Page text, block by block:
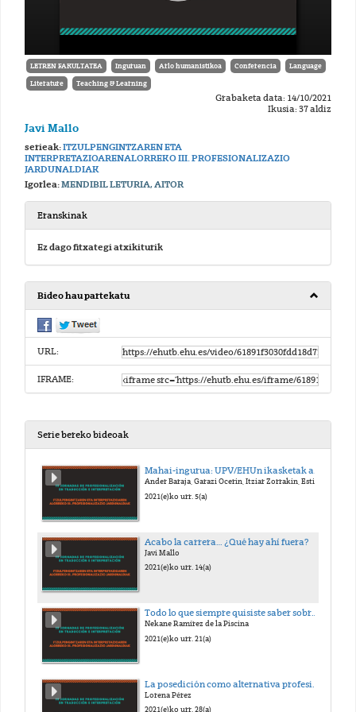
LETREN FAKULTATEA Inguruan Arlo humanistikoa Conferencia Language
Literature Teaching & Learning
Grabaketa data: 14/10/2021
Ikusia: 37 aldiz
Javi Mallo
serieak:ITZULPENGINTZAREN ETA
INTERPRETAZIOARENALORREKO III. PROFESIONALIZAZIO
JARDUNALDIAK
Igorlea:MENDIBIL LETURIA, AITOR
Eranskinak
Ez dago fitxategi atxikiturik
Bideo hau partekatu
URL:
IFRAME:
Serie bereko bideoak
Mahai-ingurua: UPV/EHUn ikasketak amaitu ondoren lan-merkatuan sartzea
2021(e)ko urr. 5(a)
Acabo la carrera… ¿Qué hay ahí fuera?
Javi Mallo
2021(e)ko urr. 14(a)
Todo lo que siempre quisiste saber sobre fiscalidady nunca te atreviste a preguntar
Nekane Ramírez de la Piscina
2021(e)ko urr. 21(a)
Lorena Pérez
2021(e)ko urr. 28(a)